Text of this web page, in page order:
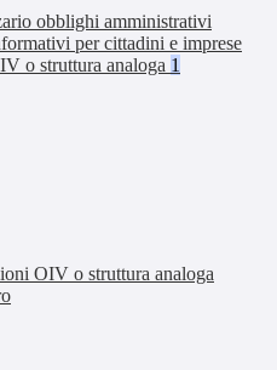
obblighi amministrativi
per cittadini e imprese
o struttura analoga 1
OIV o struttura analoga